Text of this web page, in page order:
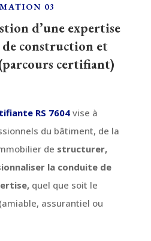
03
d’une expertise
construction et
certifiant)
RS 7604 vise à
du bâtiment, de la
de structurer,
la conduite de
quel que soit le
assurantiel ou